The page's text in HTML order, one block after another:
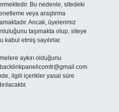
Bu nedenle, sitedeki
veya araştırma
Ancak, üyelerimiz
taşımakta olup, siteye
etmiş sayılırlar.
aykırı olduğunu
backlinkpanelicomtr@gmail.com
ilgili içerikler yasal süre